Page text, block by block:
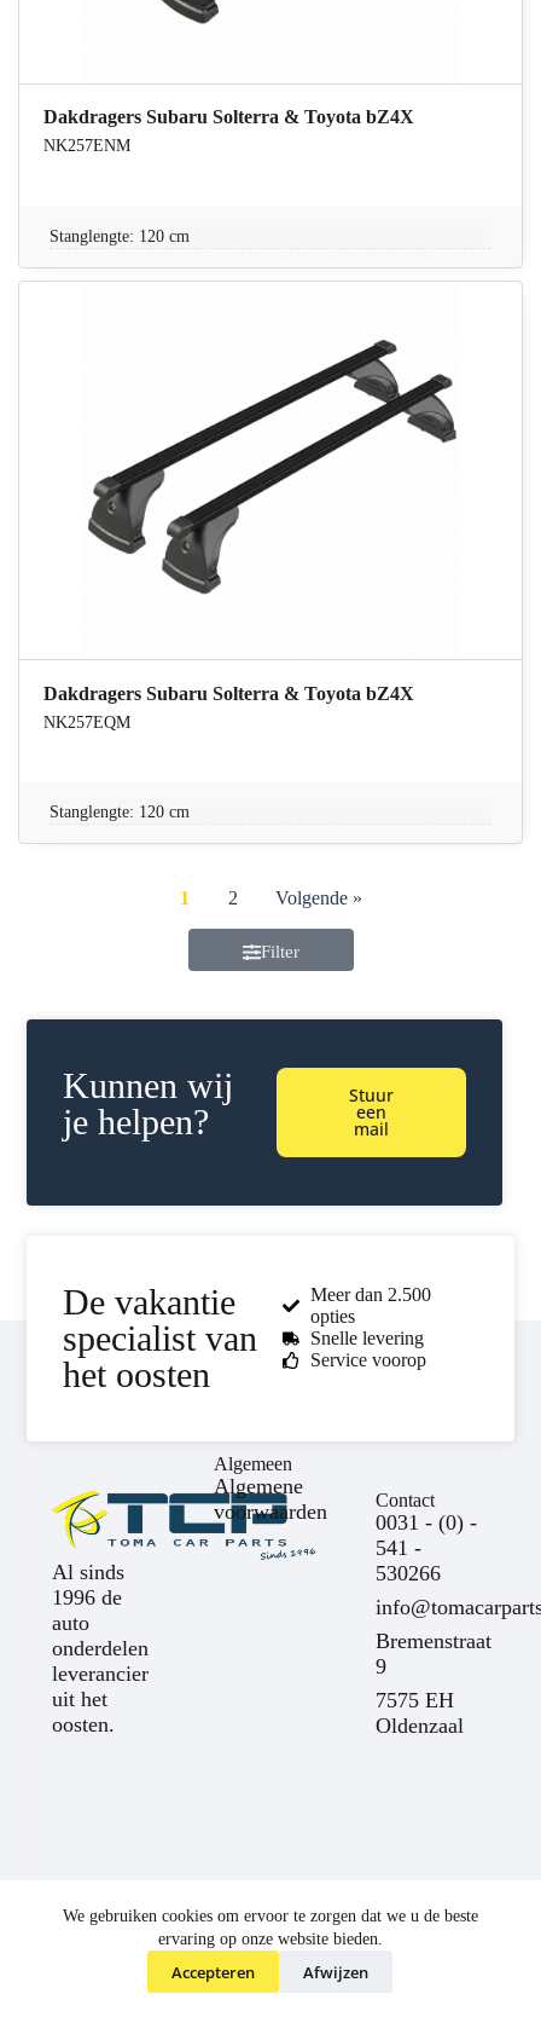
We gebruiken cookies om ervoor te zorgen dat we u de beste
ervaring op onze website bieden.
Accepteren Afwijzen
Dakdragers Subaru Solterra & Toyota bZ4X
NK257ENM
Stanglengte: 120 cm
Dakdragers Subaru Solterra & Toyota bZ4X
NK257EQM
Stanglengte: 120 cm
1 2 Volgende »
Filter
Kunnen wij
je helpen?
Stuur
een
mail
De vakantie
specialist van
het oosten
Meer dan 2.500
opties
Snelle levering
Service voorop
Al sinds
1996 de
auto
onderdelen
leverancier
uit het
oosten.
Algemeen
Algemene
voorwaarden
Contact
0031 - (0) -
541 -
530266
Bremenstraat
9
7575 EH
Oldenzaal